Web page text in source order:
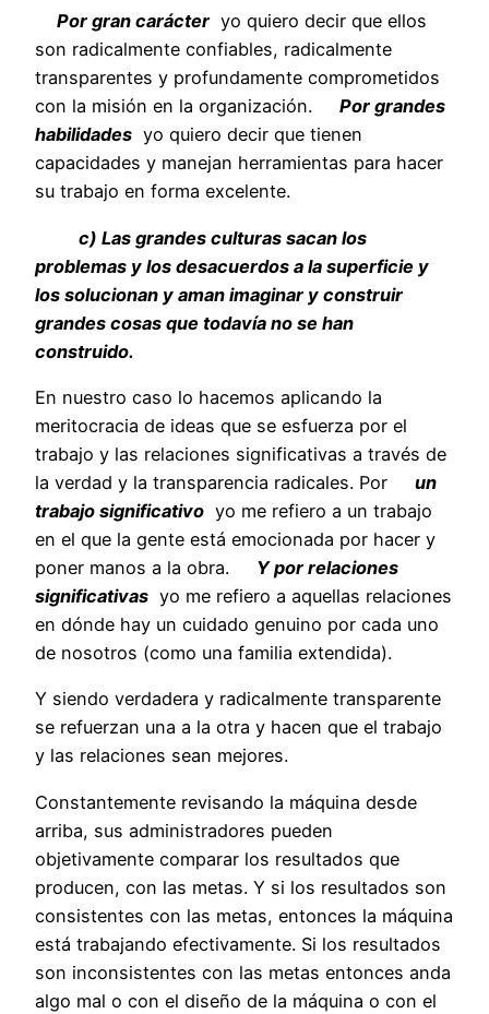
Por gran carácter yo quiero decir que ellos
son radicalmente confiables, radicalmente
transparentes y profundamente comprometidos
con la misión en la organización.
Por grandes
habilidades yo quiero decir que tienen
capacidades y manejan herramientas para hacer
su trabajo en forma excelente.
c) Las grandes culturas sacan los
problemas y los desacuerdos a la superficie y
los solucionan y aman imaginar y construir
grandes cosas que todavía no se han
construido.
En nuestro caso lo hacemos aplicando la
meritocracia de ideas que se esfuerza por el
trabajo y las relaciones significativas a través de
la verdad y la transparencia radicales. Por
un
trabajo significativo yo me refiero a un trabajo
en el que la gente está emocionada por hacer y
poner manos a la obra.
Y por relaciones
significativas yo me refiero a aquellas relaciones
en dónde hay un cuidado genuino por cada uno
de nosotros (como una familia extendida).
Y siendo verdadera y radicalmente transparente
se refuerzan una a la otra y hacen que el trabajo
y las relaciones sean mejores.
Constantemente revisando la máquina desde
arriba, sus administradores pueden
objetivamente comparar los resultados que
producen, con las metas. Y si los resultados son
consistentes con las metas, entonces la máquina
está trabajando efectivamente. Si los resultados
son inconsistentes con las metas entonces anda
algo mal o con el diseño de la máquina o con el